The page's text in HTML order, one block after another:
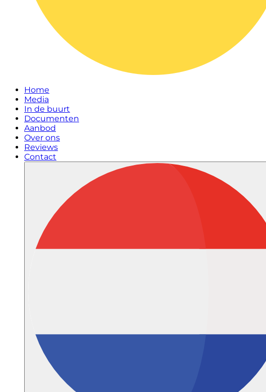
Home
Media
In de buurt
Documenten
Aanbod
Over ons
Reviews
Contact